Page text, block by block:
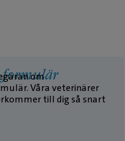
formulär
om
Våra veterinärer
till dig så snart